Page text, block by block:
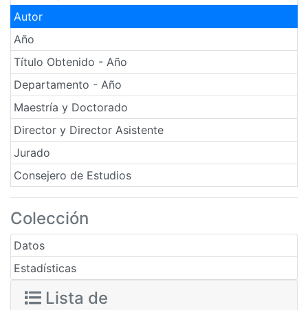
Autor
Año
Título Obtenido - Año
Departamento - Año
Maestría y Doctorado
Director y Director Asistente
Jurado
Consejero de Estudios
Colección
Datos
Estadísticas
Lista de